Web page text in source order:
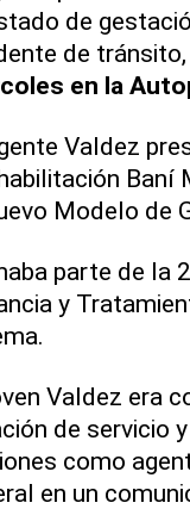
de
de tránsito,
en la
Valdez
Baní
Modelo de
parte de la
y
Valdez era
de servicio
como
en un